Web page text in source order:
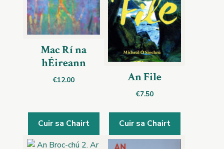
Mac Rí na
hÉireann
€12.00
Cuir sa Chairt
An File
€7.50
Cuir sa Chairt